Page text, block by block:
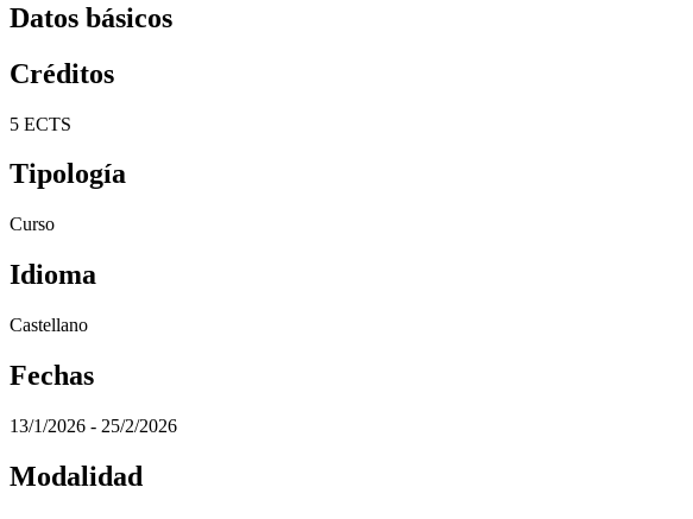
Datos básicos
Créditos
5 ECTS
Tipología
Curso
Idioma
Castellano
Fechas
13/1/2026 - 25/2/2026
Modalidad